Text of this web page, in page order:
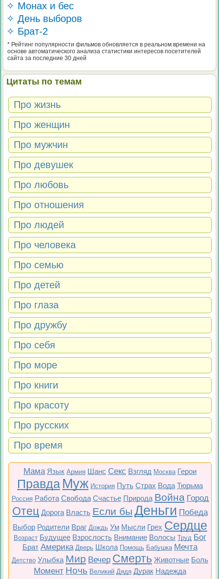
✧ Монах и бес
✧ День выборов
✧ Брат-2
* Рейтинг популярности фильмов обновляется в реальном времени на
основе автоматического анализа статистики интересов посетителей
сайта за последние 30 дней
Цитаты по темам
Про жизнь
Про женщин
Про мужчин
Про девушек
Про любовь
Про отношения
Про людей
Про человека
Про семью
Про детей
Про глаза
Про дружбу
Про себя
Про море
Про книги
Про красоту
Про русских
Про время
Мама Язык Армия Шанс Секс Взгляд Москва Герои
Правда Муж История Путь Страх Вода Тюрьма
Россия Работа Свобода Счастье Природа Война Город
Отец Дорога Власть Если бы Деньги Победа
Выбор Родители Враг Дождь Ум Мысли Грех Сердце
Возраст Будущее Взрослость Внимание Волосы Труд Бог
Брат Америка Дверь Школа Помощь Бабушка Мечта
Детство Улыбка Мир Вечер Смерть Животные Боль
Момент Ночь Великий Дядя Дурак Надежда